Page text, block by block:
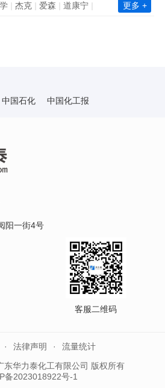
杰克 爱森
道康宁
更多 +
中国石化 中国化工报
阳一街4号
客服二维码
法律声明 流量统计
东华力泰化工有限公司 版权所有
备2023018922号-1